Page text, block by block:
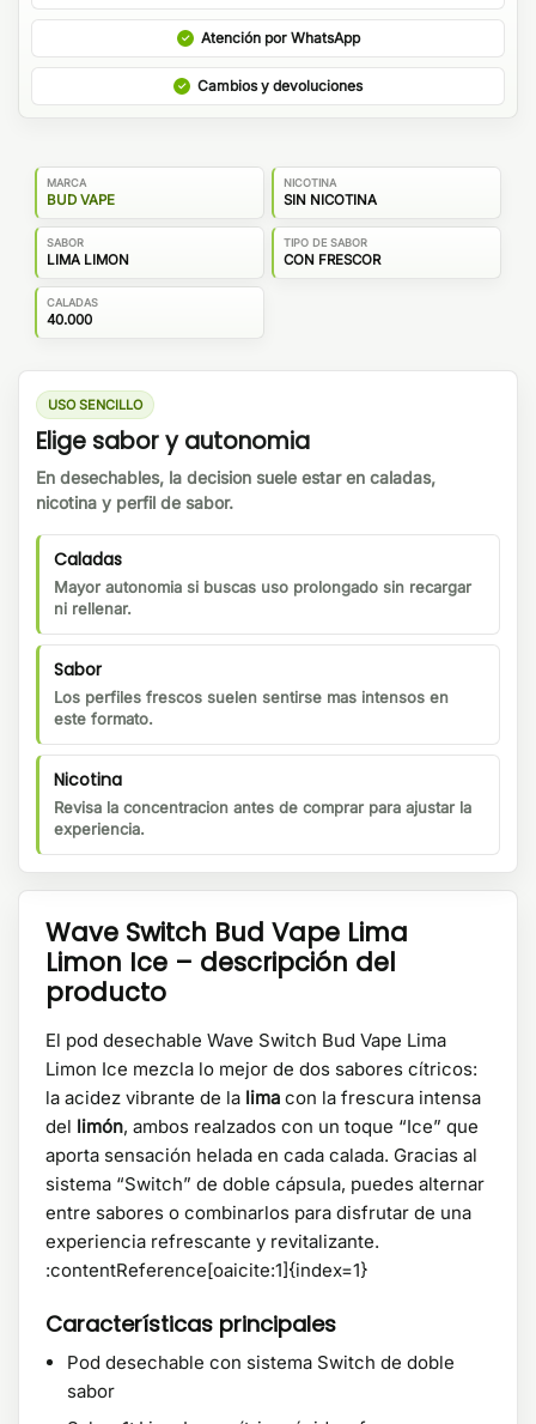
Atención por WhatsApp
Cambios y devoluciones
MARCA
BUD VAPE
NICOTINA
SIN NICOTINA
SABOR
LIMA LIMON
TIPO DE SABOR
CON FRESCOR
CALADAS
40.000
USO SENCILLO
Elige sabor y autonomia
En desechables, la decision suele estar en caladas,
nicotina y perfil de sabor.
Caladas
Mayor autonomia si buscas uso prolongado sin recargar
ni rellenar.
Sabor
Los perfiles frescos suelen sentirse mas intensos en
este formato.
Nicotina
Revisa la concentracion antes de comprar para ajustar la
experiencia.
Wave Switch Bud Vape Lima
Limon Ice – descripción del
producto
El pod desechable Wave Switch Bud Vape Lima
Limon Ice mezcla lo mejor de dos sabores cítricos:
la acidez vibrante de la lima con la frescura intensa
del limón, ambos realzados con un toque “Ice” que
aporta sensación helada en cada calada. Gracias al
sistema “Switch” de doble cápsula, puedes alternar
entre sabores o combinarlos para disfrutar de una
experiencia refrescante y revitalizante.
:contentReference[oaicite:1]{index=1}
Características principales
Pod desechable con sistema Switch de doble
sabor